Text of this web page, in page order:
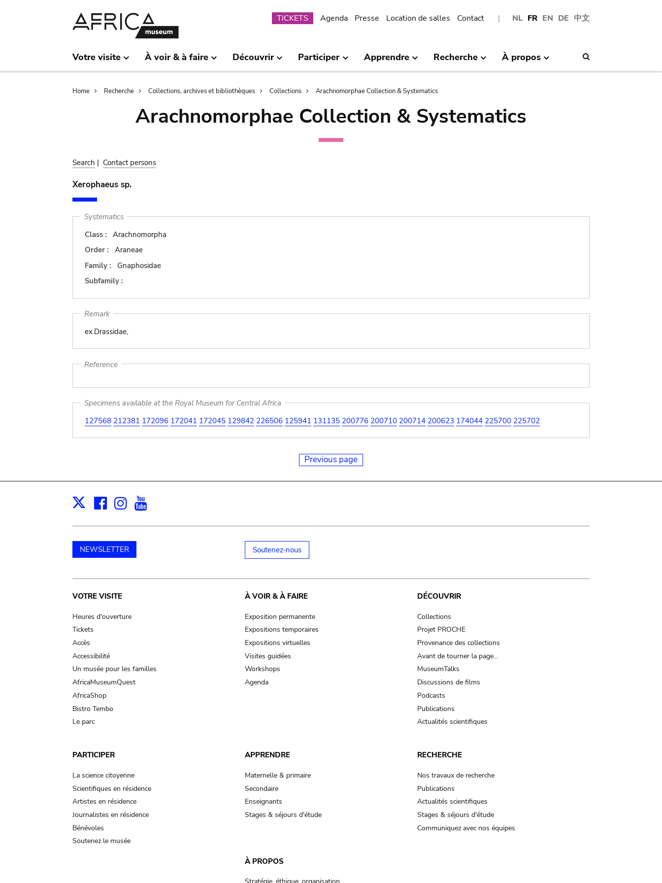
NL FR EN DE 中文
Submenu
TICKETS Agenda Presse Location de salles Contact
Votre visite À voir & à faire Découvrir Participer Apprendre Recherche À propos
Breadcrumb
Home Recherche Collections, archives et bibliothèques Collections Arachnomorphae Collection & Systematics
Arachnomorphae Collection & Systematics
Search | Contact persons
Xerophaeus sp.
Systematics
Class :
Arachnomorpha
Order :
Araneae
Family :
Gnaphosidae
Subfamily :
Remark
ex.Drassidae,
Reference
Specimens available at the Royal Museum for Central Africa
127568 212381 172096 172041 172045 129842 226506 125941 131135 200776 200710 200714 200623 174044 225700 225702
Previous page
X Facebook
Instagram
NEWSLETTER Soutenez-nous
Main
navigation
VOTRE VISITE
Heures d'ouverture
Tickets
Accès
Accessibilité
Un musée pour les familles
AfricaMuseumQuest
AfricaShop
Bistro Tembo
Le parc
À VOIR & À FAIRE
Exposition permanente
Expositions temporaires
Expositions virtuelles
Visites guidées
Workshops
Agenda
DÉCOUVRIR
Collections
Projet PROCHE
Provenance des collections
Avant de tourner la page…
MuseumTalks
Discussions de films
Podcasts
Publications
Actualités scientifiques
PARTICIPER
La science citoyenne
Scientifiques en résidence
Artistes en résidence
Journalistes en résidence
Bénévoles
Soutenez le musée
APPRENDRE
Maternelle & primaire
Secondaire
Enseignants
Stages & séjours d'étude
RECHERCHE
Nos travaux de recherche
Publications
Actualités scientifiques
Stages & séjours d'étude
Communiquez avec nos équipes
À PROPOS